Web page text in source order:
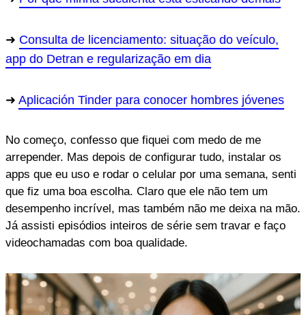
Consulta de licenciamento: situação do veículo,
app do Detran e regularização em dia
Aplicación Tinder para conocer hombres jóvenes
No começo, confesso que fiquei com medo de me
arrepender. Mas depois de configurar tudo, instalar os
apps que eu uso e rodar o celular por uma semana, senti
que fiz uma boa escolha. Claro que ele não tem um
desempenho incrível, mas também não me deixa na mão.
Já assisti episódios inteiros de série sem travar e faço
videochamadas com boa qualidade.